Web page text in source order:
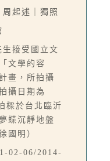
起述｜獨照
接受國立文
文學的容
畫，所拍攝
攝日期為
樑於台北臨沂
蝶沉靜地盤
國明）
02-06/2014-